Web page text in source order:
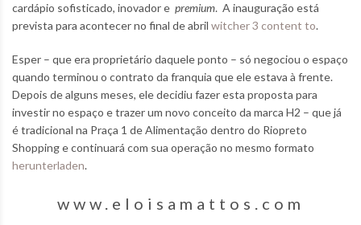
cardápio sofisticado, inovador e premium. A inauguração está
prevista para acontecer no final de abril witcher 3 content to.
Esper – que era proprietário daquele ponto – só negociou o espaço
quando terminou o contrato da franquia que ele estava à frente.
Depois de alguns meses, ele decidiu fazer esta proposta para
investir no espaço e trazer um novo conceito da marca H2 – que já
é tradicional na Praça 1 de Alimentação dentro do Riopreto
Shopping e continuará com sua operação no mesmo formato
herunterladen.
www.eloisamattos.com